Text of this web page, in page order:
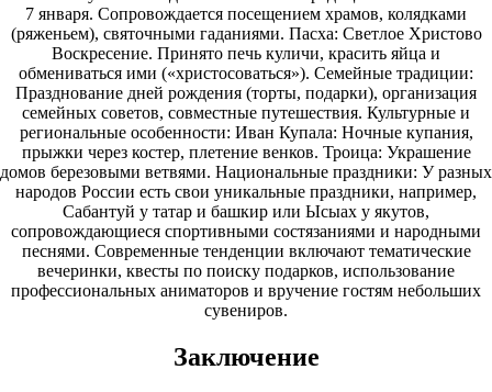
7 января. Сопровождается посещением храмов, колядками
(ряженьем), святочными гаданиями. Пасха: Светлое Христово
Воскресение. Принято печь куличи, красить яйца и
обмениваться ими («христосоваться»). Семейные традиции:
Празднование дней рождения (торты, подарки), организация
семейных советов, совместные путешествия. Культурные и
региональные особенности: Иван Купала: Ночные купания,
прыжки через костер, плетение венков. Троица: Украшение
домов березовыми ветвями. Национальные праздники: У разных
народов России есть свои уникальные праздники, например,
Сабантуй у татар и башкир или Ысыах у якутов,
сопровождающиеся спортивными состязаниями и народными
песнями. Современные тенденции включают тематические
вечеринки, квесты по поиску подарков, использование
профессиональных аниматоров и вручение гостям небольших
сувениров.
Заключение